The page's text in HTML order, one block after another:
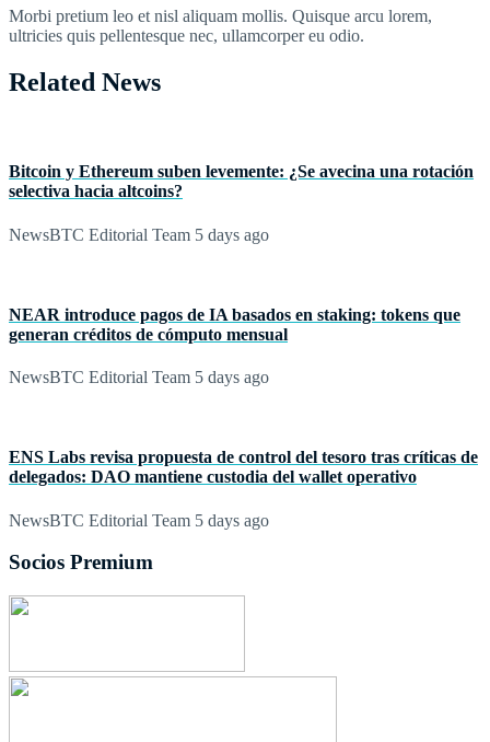
Morbi pretium leo et nisl aliquam mollis. Quisque arcu lorem,
ultricies quis pellentesque nec, ullamcorper eu odio.
Related News
Bitcoin y Ethereum suben levemente: ¿Se avecina una rotación
selectiva hacia altcoins?
NewsBTC Editorial Team 5 days ago
NEAR introduce pagos de IA basados en staking: tokens que
generan créditos de cómputo mensual
NewsBTC Editorial Team 5 days ago
ENS Labs revisa propuesta de control del tesoro tras críticas de
delegados: DAO mantiene custodia del wallet operativo
NewsBTC Editorial Team 5 days ago
Socios Premium